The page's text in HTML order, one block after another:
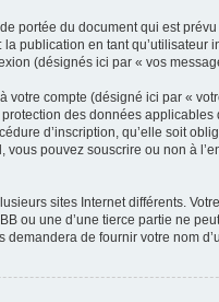
portée du document qui est
publication en tant qu’utilisateur
(désignés ici par « vos
compte (désigné ici par «
des données
d’inscription, qu’elle soit
pouvez souscrire ou non à
sites Internet différents.
ou une d’une tierce partie ne
de fournir votre nom